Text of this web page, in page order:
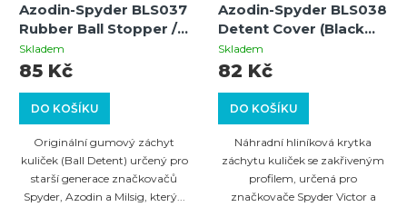
Azodin-Spyder BLS037
Rubber Ball Stopper /
P031 Ball Detent –
Gumový záchyt kuliček
Skladem
DO KOŠÍKU
85 Kč
Originální gumový záchyt
kuliček (Ball Detent) určený pro
starší generace značkovačů
Spyder, Azodin a Milsig, který...
Azodin-Spyder BLS038
Detent Cover (Black
curved) – Krytka
záchytu kuliček
Skladem
DO KOŠÍKU
82 Kč
Náhradní hliníková krytka
záchytu kuliček se zakřiveným
profilem, určená pro
značkovače Spyder Victor a